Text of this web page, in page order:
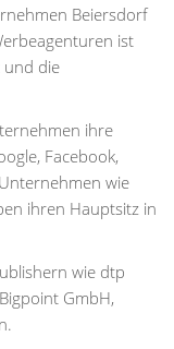
Beiersdorf
ist
und die
ihre
Facebook,
wie
ihren Hauptsitz in
wie dtp
GmbH,